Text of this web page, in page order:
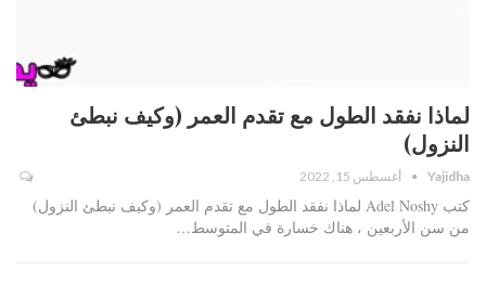
لماذا نفقد الطول مع تقدم العمر (وكيف نبطئ
النزول)
Yajidha أغسطس 15, 2022
كتب Adel Noshy لماذا نفقد الطول مع تقدم العمر (وكيف نبطئ النزول)
من سن الأربعين ، هناك خسارة في المتوسط…